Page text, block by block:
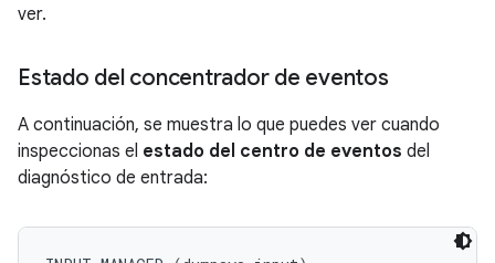
ver.
Estado del concentrador de eventos
A continuación, se muestra lo que puedes ver cuando
inspeccionas el estado del centro de eventos del
diagnóstico de entrada: